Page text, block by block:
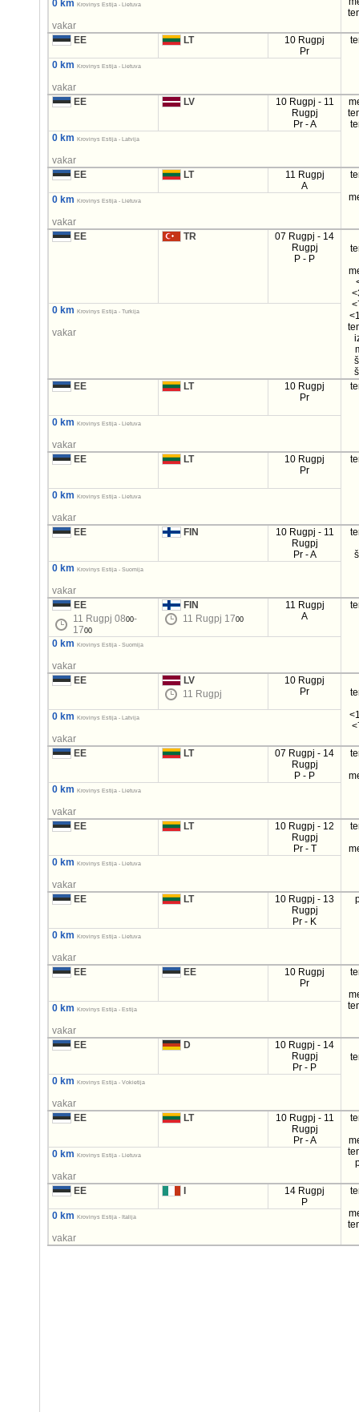
0 km Krovinys Estija - Lietuva
vakar
EE
LT
10 Rugpj
Pr
0 km Krovinys Estija - Lietuva
vakar
EE
LV
10 Rugpj - 11
Rugpj
Pr - A
0 km
Krovinys Estija - Latvija
vakar
EE
LT
11 Rugpj
A
0 km Krovinys Estija - Lietuva
vakar
EE
TR
07 Rugpj - 14
Rugpj
P - P
0 km Krovinys Estija - Turkija
vakar
EE LT
10 Rugpj
Pr
0 km Krovinys Estija - Lietuva
vakar
EE
LT
10 Rugpj
Pr
0 km Krovinys Estija - Lietuva
vakar
EE
FIN
10 Rugpj - 11
Rugpj
Pr - A
0 km
Krovinys Estija - Suomija
vakar
EE
11 Rugpj 0800-
1700
FIN
11 Rugpj 1700
11 Rugpj
A
0 km Krovinys Estija - Suomija
vakar
EE
LV
11 Rugpj
10 Rugpj
Pr
0 km Krovinys Estija - Latvija
vakar
EE
LT
07 Rugpj - 14
Rugpj
P - P
0 km
Krovinys Estija - Lietuva
vakar
EE
LT
10 Rugpj - 12
Rugpj
Pr - T
0 km
Krovinys Estija - Lietuva
vakar
EE
LT
10 Rugpj - 13
Rugpj
Pr - K
0 km Krovinys Estija - Lietuva
vakar
EE
EE
10 Rugpj
Pr
0 km Krovinys Estija - Estija
vakar
EE
D
10 Rugpj - 14
Rugpj
Pr - P
0 km Krovinys Estija - Vokietija
vakar
EE
LT
10 Rugpj - 11
Rugpj
Pr - A
0 km Krovinys Estija - Lietuva
vakar
EE
14 Rugpj
P
0 km Krovinys Estija - Italija
vakar